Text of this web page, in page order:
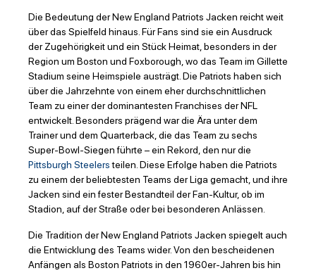
Die Bedeutung der New England Patriots Jacken reicht weit
über das Spielfeld hinaus. Für Fans sind sie ein Ausdruck
der Zugehörigkeit und ein Stück Heimat, besonders in der
Region um Boston und Foxborough, wo das Team im Gillette
Stadium seine Heimspiele austrägt. Die Patriots haben sich
über die Jahrzehnte von einem eher durchschnittlichen
Team zu einer der dominantesten Franchises der NFL
entwickelt. Besonders prägend war die Ära unter dem
Trainer und dem Quarterback, die das Team zu sechs
Super-Bowl-Siegen führte – ein Rekord, den nur die
Pittsburgh Steelersteilen. Diese Erfolge haben die Patriots
zu einem der beliebtesten Teams der Liga gemacht, und ihre
Jacken sind ein fester Bestandteil der Fan-Kultur, ob im
Stadion, auf der Straße oder bei besonderen Anlässen.
Die Tradition der New England Patriots Jacken spiegelt auch
die Entwicklung des Teams wider. Von den bescheidenen
Anfängen als Boston Patriots in den 1960er-Jahren bis hin